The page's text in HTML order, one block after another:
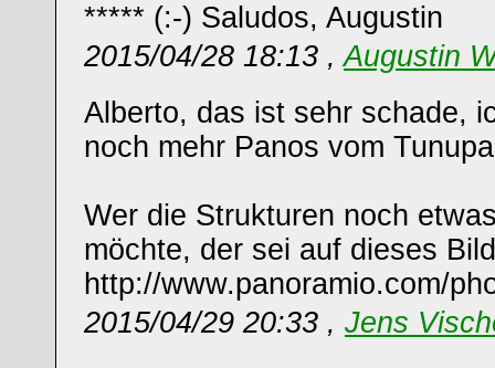
***** (:-) Saludos, Augustin
2015/04/28 18:13 ,Augustin
Alberto, das ist sehr schade,
noch mehr Panos vom
Wer die Strukturen noch
möchte, der sei auf dieses
http://www.panoramio.com/
2015/04/29 20:33 , Jens